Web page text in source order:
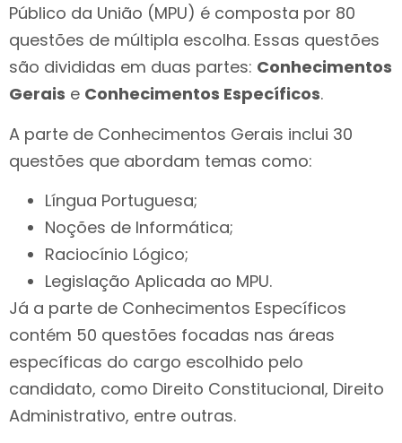
Público da União (MPU) é composta por 80
questões de múltipla escolha. Essas questões
são divididas em duas partes: Conhecimentos
Gerais e Conhecimentos Específicos.
A parte de Conhecimentos Gerais inclui 30
questões que abordam temas como:
Língua Portuguesa;
Noções de Informática;
Raciocínio Lógico;
Legislação Aplicada ao MPU.
Já a parte de Conhecimentos Específicos
contém 50 questões focadas nas áreas
específicas do cargo escolhido pelo
candidato, como Direito Constitucional, Direito
Administrativo, entre outras.